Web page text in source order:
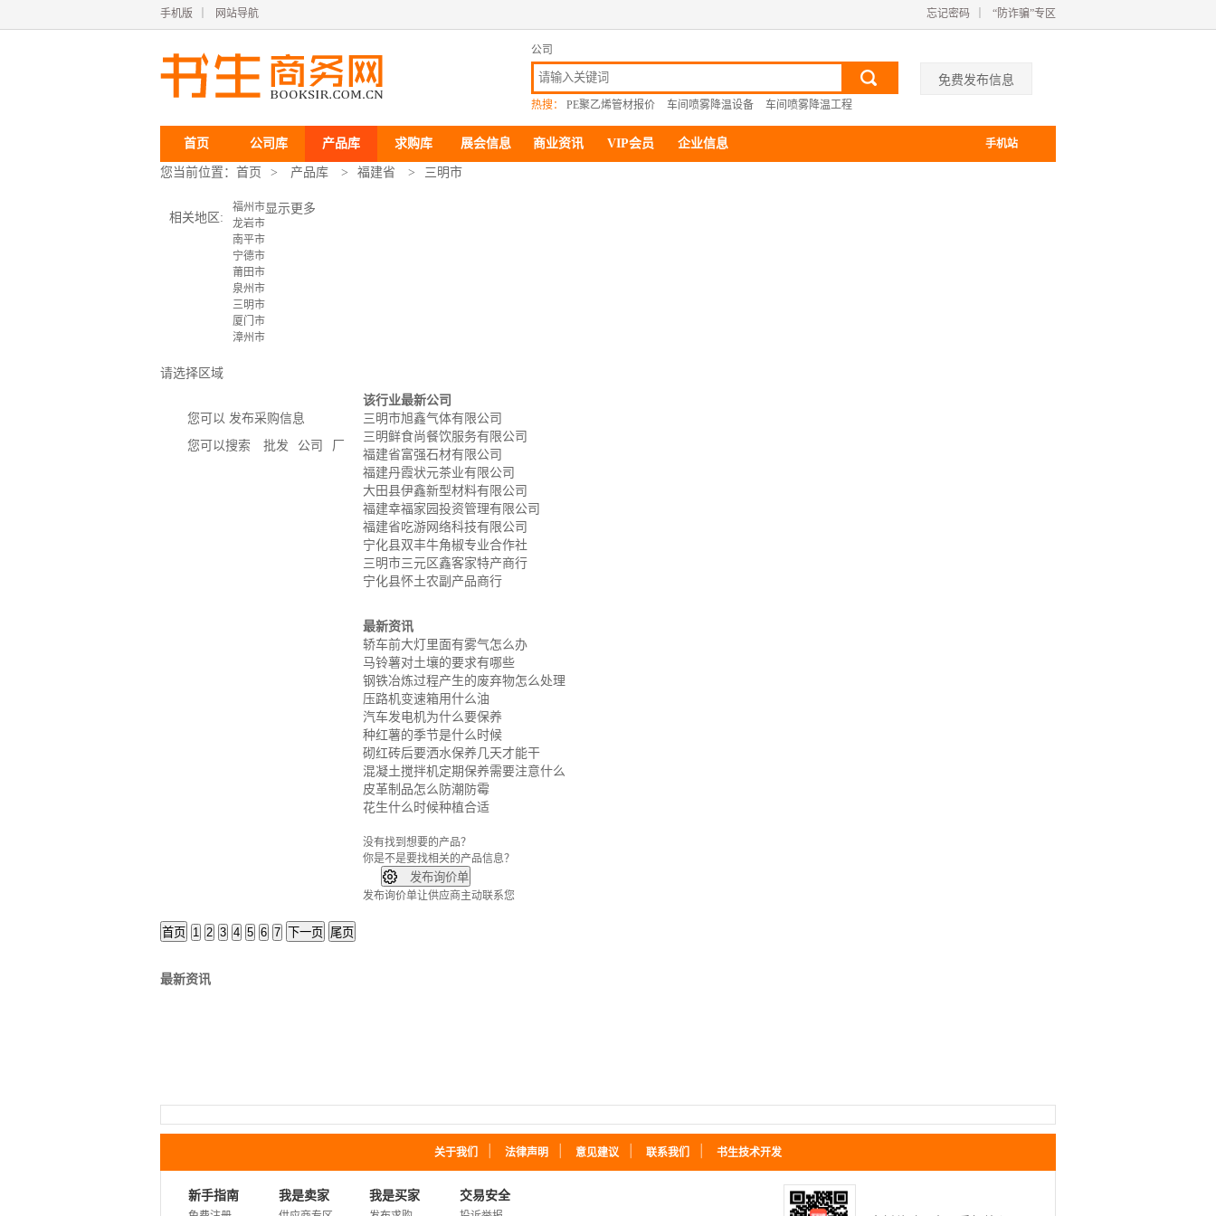
手机版 网站导航 忘记密码 “防诈骗”专区
公司
热搜： PE聚乙烯管材报价 车间喷雾降温设备 车间喷雾降温工程
免费发布信息
首页 公司库 产品库 求购库 展会信息 商业资讯 VIP会员 企业信息 手机站
您当前位置： 首页 > 产品库 > 福建省 > 三明市
相关地区:
福州市
龙岩市
南平市
宁德市
莆田市
泉州市
三明市
厦门市
漳州市
显示更多
请选择区域
您可以 发布采购信息
您可以搜索
批发 公司 厂
该行业最新公司
三明市旭鑫气体有限公司
三明鲜食尚餐饮服务有限公司
福建省富强石材有限公司
福建丹霞状元茶业有限公司
大田县伊鑫新型材料有限公司
福建幸福家园投资管理有限公司
福建省吃游网络科技有限公司
宁化县双丰牛角椒专业合作社
三明市三元区鑫客家特产商行
宁化县怀土农副产品商行
最新资讯
轿车前大灯里面有雾气怎么办
马铃薯对土壤的要求有哪些
钢铁冶炼过程产生的废弃物怎么处理
压路机变速箱用什么油
汽车发电机为什么要保养
种红薯的季节是什么时候
砌红砖后要洒水保养几天才能干
混凝土搅拌机定期保养需要注意什么
皮革制品怎么防潮防霉
花生什么时候种植合适
没有找到想要的产品？
你是不是要找相关的产品信息？
 发布询价单
发布询价单让供应商主动联系您
首页 1 2 3 4 5 6 7 下一页 尾页
最新资讯
关于我们 法律声明 意见建议 联系我们 书生技术开发
新手指南 我是卖家 我是买家 交易安全